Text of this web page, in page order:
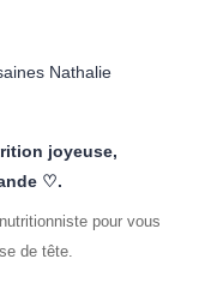
joyeuse,
♡.
pour vous
de tête.